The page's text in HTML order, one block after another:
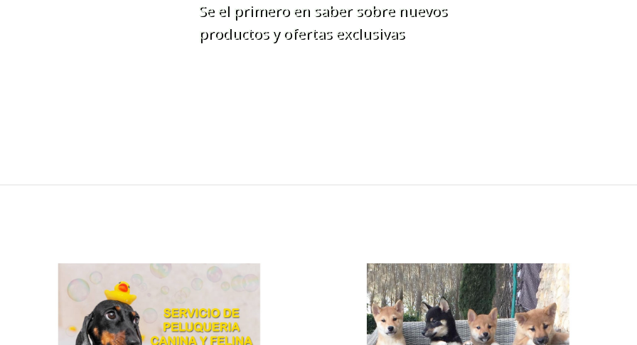
Se el primero en saber sobre nuevos
productos y ofertas exclusivas